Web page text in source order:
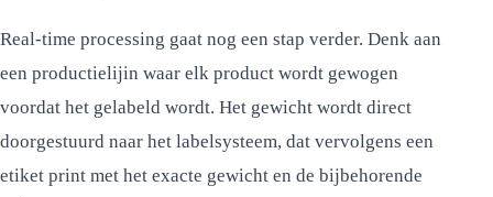
Real-time processing gaat nog een stap verder. Denk aan
een productielijin waar elk product wordt gewogen
voordat het gelabeld wordt. Het gewicht wordt direct
doorgestuurd naar het labelsysteem, dat vervolgens een
etiket print met het exacte gewicht en de bijbehorende